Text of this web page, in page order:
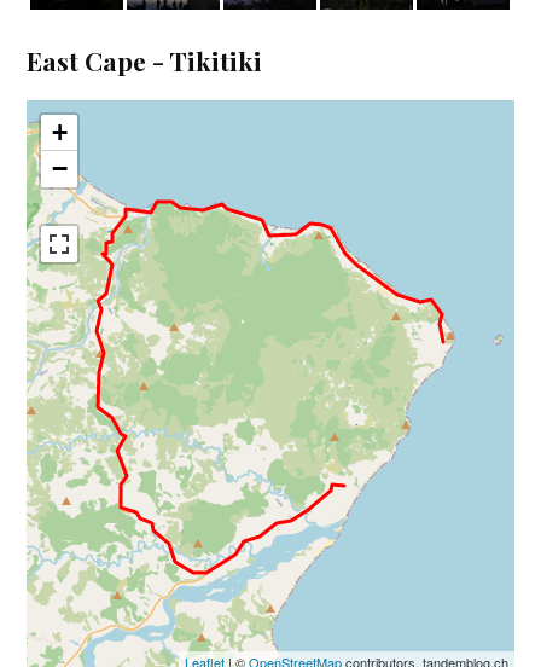
East Cape - Tikitiki
+
−
Leaflet| ©OpenStreetMapcontributors, tandemblog.ch